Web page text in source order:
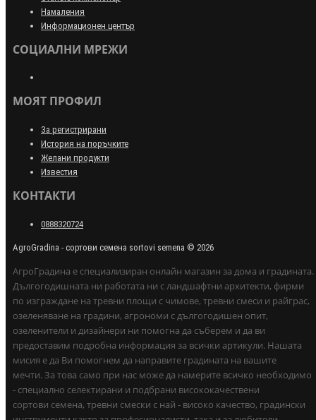
Намаления
Информационен център
СОЦИАЛНИ МРЕЖИ
МОЯТ ПРОФИЛ
За регистрирани
История на поръчките
Желани продукти
Известия
КОНТАКТИ
0888320724
AgroGradina - сортови семена sortovi semena © 2026
АгроГрадина е специализиран онлайн магазин за дома и градината.
Дългогодишната ни работата ни с ландшафтни архитекти, фирми
по изграждане на тревни площи с чимове, тревни смеси и райграс,
озеленяване на градини, агрономи с дългогодишен опит,
озеленители и дизайнери ни помогна да съберем и да ви
предоставим подробна информация за всички артикули. Нашата
мисия е да Ви помогнем да направите градината на вашите
мечти. За това само при нас може да намерите всичко необходимо
- специално селектирани и подбрани висококачествени
сортови семена, тревни смески с най - високо качество, градински